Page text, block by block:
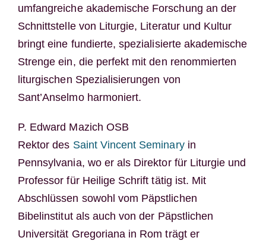
umfangreiche akademische Forschung an der
Schnittstelle von Liturgie, Literatur und Kultur
bringt eine fundierte, spezialisierte akademische
Strenge ein, die perfekt mit den renommierten
liturgischen Spezialisierungen von
Sant’Anselmo harmoniert.
P. Edward Mazich OSB
Rektor des Saint Vincent Seminaryin
Pennsylvania, wo er als Direktor für Liturgie und
Professor für Heilige Schrift tätig ist. Mit
Abschlüssen sowohl vom Päpstlichen
Bibelinstitut als auch von der Päpstlichen
Universität Gregoriana in Rom trägt er